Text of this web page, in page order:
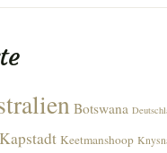
Botswana
Kapstadt Keetmanshoop